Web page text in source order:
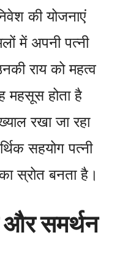
की योजनाएं
में अपनी पत्नी
राय को महत्व
महसूस होता है
रखा जा रहा
सहयोग पत्नी
स्रोत बनता है।
समर्थन